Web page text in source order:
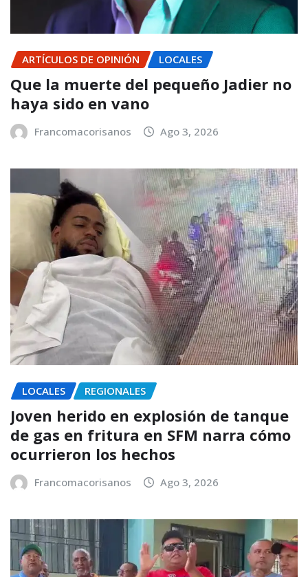
ARTÍCULOS DE OPINIÓN LOCALES
Que la muerte del pequeño Jadier no
haya sido en vano
Francomacorisanos Ago 3, 2026
LOCALES REGIONALES
Joven herido en explosión de tanque
de gas en fritura en SFM narra cómo
ocurrieron los hechos
Francomacorisanos Ago 3, 2026